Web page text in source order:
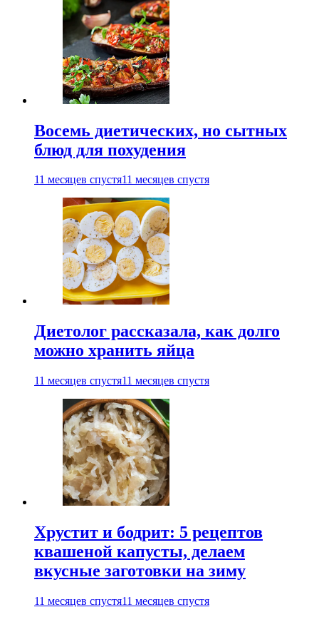
Восемь диетических, но сытных
блюд для похудения
11 месяцев спустя11 месяцев спустя
Диетолог рассказала, как долго
можно хранить яйца
11 месяцев спустя11 месяцев спустя
Хрустит и бодрит: 5 рецептов
квашеной капусты, делаем
вкусные заготовки на зиму
11 месяцев спустя11 месяцев спустя